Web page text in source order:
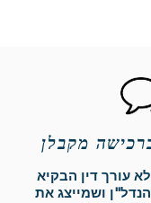
ברכישה מקבלן
עורך דין הבקיא
ושמייצג את